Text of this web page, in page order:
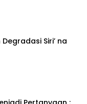
Siri’ na